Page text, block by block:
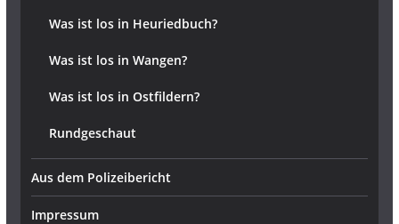
Was ist los in Heuriedbuch?
Was ist los in Wangen?
Was ist los in Ostfildern?
Rundgeschaut
Aus dem Polizeibericht
Impressum